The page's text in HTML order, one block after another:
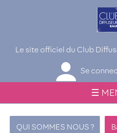
Le site officiel du Club
Se
☰
QUI SOMMES NOUS ?